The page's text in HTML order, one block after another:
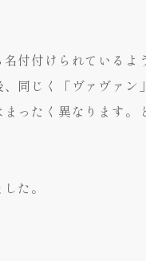
付付けられているよ
同じく「ヴァヴァン
ったく異なります。
た。